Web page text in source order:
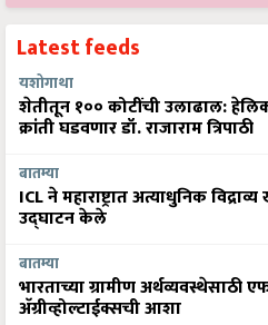
Latest feeds
यशोगाथा
शेतीतून १०० कोटींची उलाढाल:
क्रांती घडवणार डॉ. राजाराम त्रिपाठी
बातम्या
ICL ने महाराष्ट्रात अत्याधुनिक
उद्घाटन केले
बातम्या
भारताच्या ग्रामीण
अ‍ॅग्रीव्होल्टाईक्सची आशा